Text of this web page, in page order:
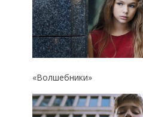
«Волшебники»